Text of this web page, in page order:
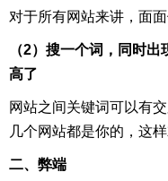
对于所有网站来讲，面面
（2）搜一个词， 同时出
高了
网站之间关键词可以有
几个网站都是你的，这
二、弊端